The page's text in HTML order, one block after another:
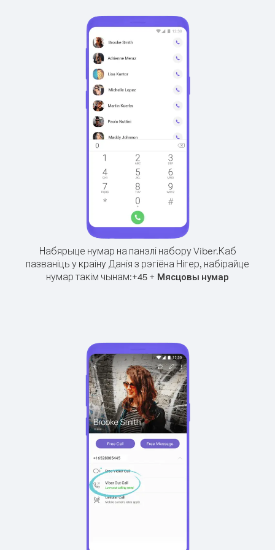
Набярыце нумар на панэлі набору Viber.Каб
пазваніць у краіну Данія з рэгіёна Нігер, набірайце
нумар такім чынам:+45 + Мясцовы нумар